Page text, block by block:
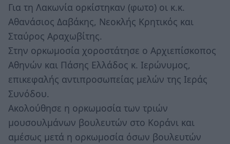
Για τη Λακωνία ορκίστηκαν (φωτο) οι κ.κ.
Αθανάσιος Δαβάκης, Νεοκλής Κρητικός και
Σταύρος Αραχωβίτης.
Στην ορκωμοσία χοροστάτησε ο Αρχιεπίσκοπος
Αθηνών και Πάσης Ελλάδος κ. Ιερώνυμος,
επικεφαλής αντιπροσωπείας μελών της Ιεράς
Συνόδου.
Ακολούθησε η ορκωμοσία των τριών
μουσουλμάνων βουλευτών στο Κοράνι και
αμέσως μετά η ορκωμοσία όσων βουλευτών